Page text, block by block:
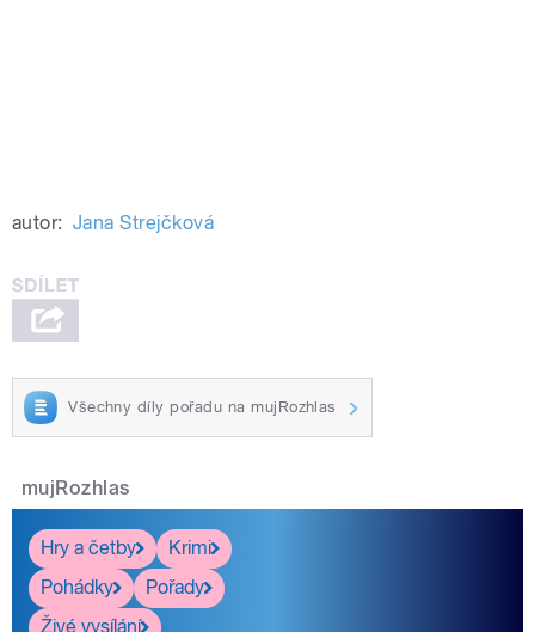
autor: Jana Strejčková
Všechny díly pořadu na mujRozhlas
mujRozhlas
Hry a četby
Krimi
Pohádky
Pořady
Živé vysílání